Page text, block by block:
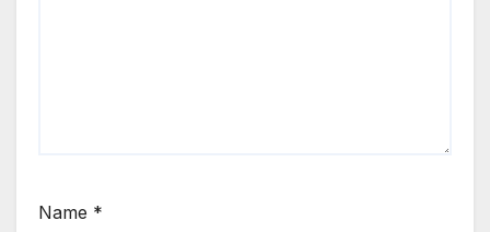
Name *